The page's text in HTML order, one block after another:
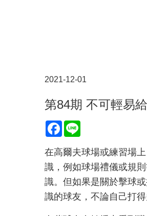
2021-12-01
第84期 不可輕易
Facebook
在高爾夫球場或練習場
識，例如球場禮儀或規
識。但如果是關於擊球
識的球友，不論自己打